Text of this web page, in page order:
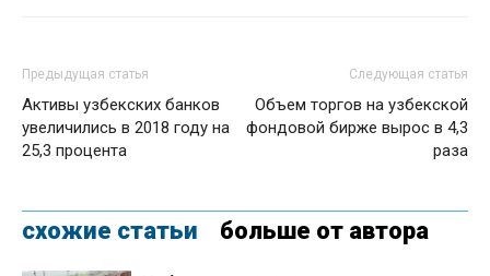
Предыдущая статья
Активы узбекских банков
увеличились в 2018 году на
25,3 процента
Следующая статья
Объем торгов на узбекской
фондовой бирже вырос в 4,3
раза
схожие статьи больше от автора